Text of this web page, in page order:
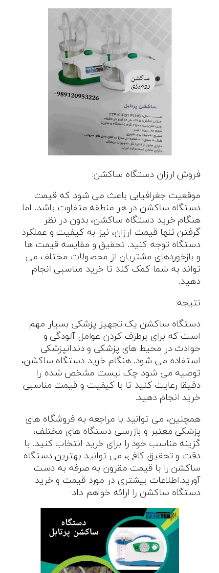
فروش ارزان دستگاه ساکشن:
موقعیت جغرافیایی باعث می شود که قیمت
دستگاه ساکشن در هر منطقه متفاوت باشد. اما
هنگام خرید دستگاه ساکشن، بدون در نظر
گرفتن تنها قیمت ارزان، نیز به کیفیت و عملکرد
دستگاه توجه کنید. تحقیق و مقایسه قیمت ها
و بازخوردهای مشتریان از محصولات مختلف می
تواند به شما کمک کند تا خرید مناسبی انجام
دهید.
نتیجه:
دستگاه ساکشن یک تجهیز پزشکی بسیار مهم
است که برای برطرف کردن عوامل آلودگی و
حوادث در محیط های پزشکی و دندانپزشکی
استفاده می شود. هنگام خرید دستگاه ساکشن،
توصیه می شود چک لیست مشخص شده را
دقیقا رعایت کنید تا با کیفیت و قیمت مناسبی
خرید انجام دهید.
همچنین، می توانید با مراجعه به فروشگاه های
پزشکی معتبر و بازرسی دستگاه های مختلف،
گزینه مناسب خود را برای خرید انتخاب کنید. با
دقت و تحقیق کافی، می توانید بهترین دستگاه
ساکشن را با قیمت مقرون به صرفه به دست
آورید.اطلاعات بیشتری در مورد قیمت و خرید
دستگاه ساکشن را ارائه خواهم داد: